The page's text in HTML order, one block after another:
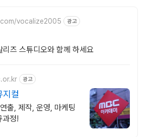
vocalize2005 광고
리즈 스튜디오와 함께 하세요
광고
컬
출, 제작, 운영, 마케팅
과정!